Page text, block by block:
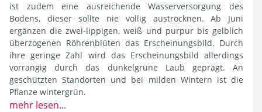
ist zudem eine ausreichende Wasserversorgung des
Bodens, dieser sollte nie völlig austrocknen. Ab Juni
ergänzen die zwei-lippigen, weiß und purpur bis gelblich
überzogenen Röhrenblüten das Erscheinungsbild. Durch
ihre geringe Zahl wird das Erscheinungsbild allerdings
vorrangig durch das dunkelgrüne Laub geprägt. An
geschützten Standorten und bei milden Wintern ist die
Pflanze wintergrün.
mehr lesen...